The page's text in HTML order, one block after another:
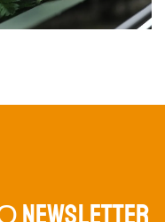
ΣΤΑΥΡΌΣ ΣΑΤΙΝΈ ΜΕ